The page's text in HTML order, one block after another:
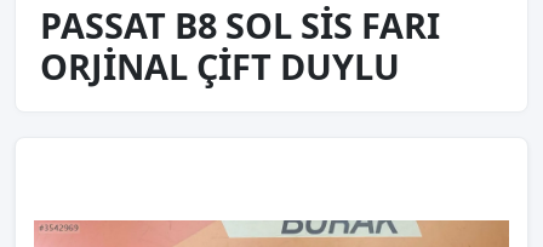
PASSAT B8 SOL SİS FARI
ORJİNAL ÇİFT DUYLU